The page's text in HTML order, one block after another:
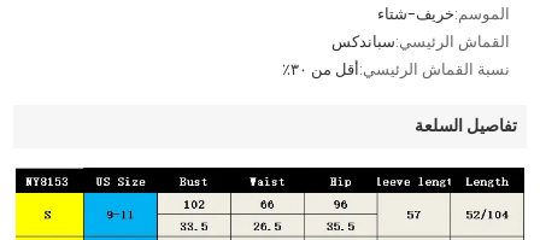
الموسم:خريف-شتاء
القماش الرئيسي:سباندكس
نسبة القماش الرئيسي:أقل من ٣٠٪
تفاصيل السلعة